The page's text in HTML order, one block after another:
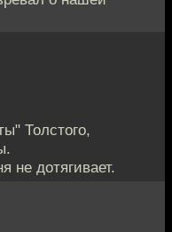
Толстого,
не дотягивает.